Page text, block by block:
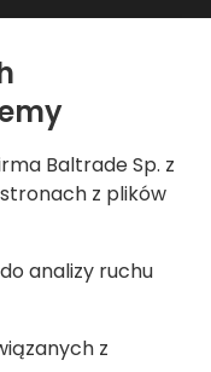
Baltrade Sp. z
z plików
analizy ruchu
z